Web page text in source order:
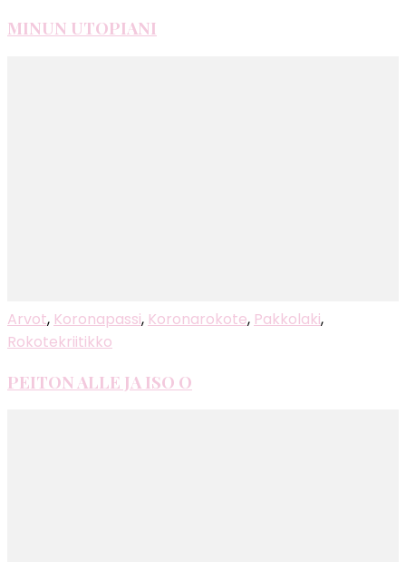
MINUN UTOPIANI
Arvot, Koronapassi, Koronarokote, Pakkolaki,
Rokotekriitikko
PEITON ALLE JA ISO O